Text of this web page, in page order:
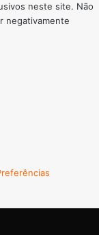
neste site. Não
negativamente